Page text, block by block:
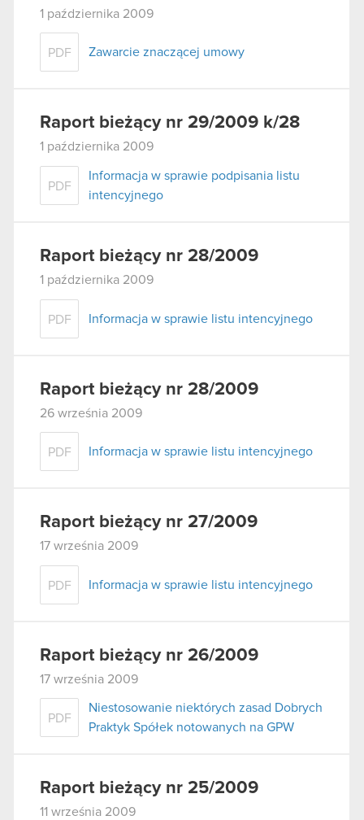
1 października 2009
PDF Zawarcie znaczącej umowy
Raport bieżący nr 29/2009 k/28
1 października 2009
PDF
Informacja w sprawie podpisania listu
intencyjnego
Raport bieżący nr 28/2009
1 października 2009
PDF Informacja w sprawie listu intencyjnego
Raport bieżący nr 28/2009
26 września 2009
PDF Informacja w sprawie listu intencyjnego
Raport bieżący nr 27/2009
17 września 2009
PDF Informacja w sprawie listu intencyjnego
Raport bieżący nr 26/2009
17 września 2009
PDF
Niestosowanie niektórych zasad Dobrych
Praktyk Spółek notowanych na GPW
Raport bieżący nr 25/2009
11 września 2009